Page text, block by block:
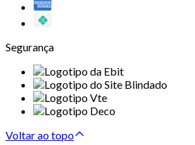
Segurança
Voltar ao topo